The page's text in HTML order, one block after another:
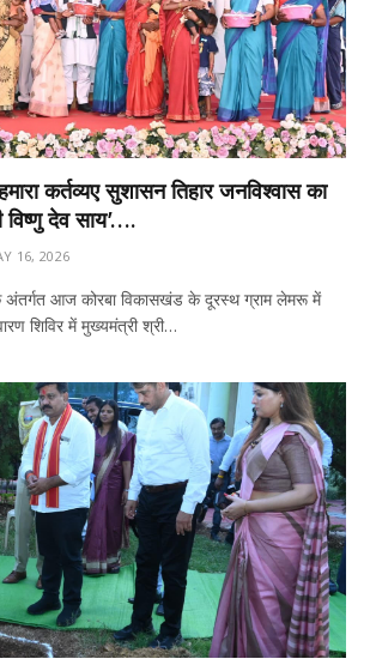
कर्तव्यए सुशासन तिहार जनविश्वास का
देव साय’….
16, 2026
अंतर्गत आज कोरबा विकासखंड के दूरस्थ ग्राम लेमरू में
शिविर में मुख्यमंत्री श्री…